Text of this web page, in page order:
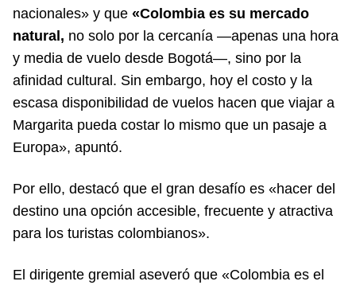
nacionales» y que «Colombia es su mercado
natural, no solo por la cercanía —apenas una hora
y media de vuelo desde Bogotá—, sino por la
afinidad cultural. Sin embargo, hoy el costo y la
escasa disponibilidad de vuelos hacen que viajar a
Margarita pueda costar lo mismo que un pasaje a
Europa», apuntó.
Por ello, destacó que el gran desafío es «hacer del
destino una opción accesible, frecuente y atractiva
para los turistas colombianos».
El dirigente gremial aseveró que «Colombia es el